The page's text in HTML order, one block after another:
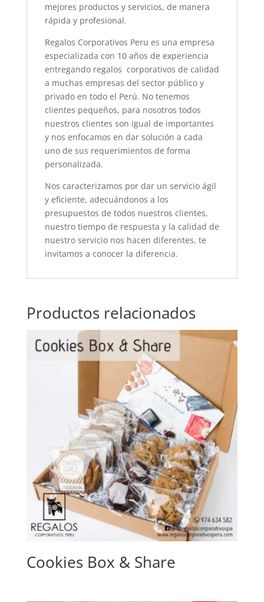
mejores productos y servicios, de manera
rápida y profesional.
Regalos Corporativos Peru es una empresa
especializada con 10 años de experiencia
entregando regalos corporativos de calidad
a muchas empresas del sector público y
privado en todo el Perú. No tenemos
clientes pequeños, para nosotros todos
nuestros clientes son igual de importantes
y nos enfocamos en dar solución a cada
uno de sus requerimientos de forma
personalizada.
Nos caracterizamos por dar un servicio ágil
y eficiente, adecuándonos a los
presupuestos de todos nuestros clientes,
nuestro tiempo de respuesta y la calidad de
nuestro servicio nos hacen diferentes, te
invitamos a conocer la diferencia.
Productos relacionados
Cookies Box & Share